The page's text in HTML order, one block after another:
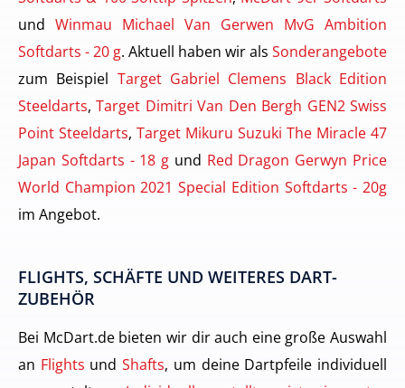
und Winmau Michael Van Gerwen MvG Ambition
Softdarts - 20 g. Aktuell haben wir als Sonderangebote
zum Beispiel Target Gabriel Clemens Black Edition
Steeldarts,Target Dimitri Van Den Bergh GEN2 Swiss
Point Steeldarts, Target Mikuru Suzuki The Miracle 47
Japan Softdarts - 18 g und Red Dragon Gerwyn Price
World Champion 2021 Special Edition Softdarts - 20g
im Angebot.
FLIGHTS, SCHÄFTE UND WEITERES DART-
ZUBEHÖR
Bei McDart.de bieten wir dir auch eine große Auswahl
an Flights undShafts, um deine Dartpfeile individuell